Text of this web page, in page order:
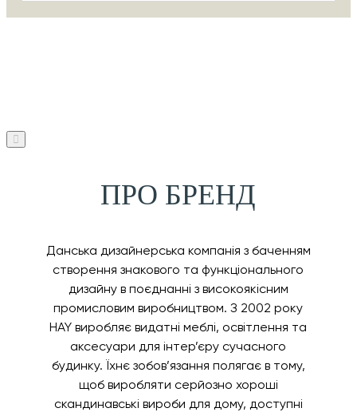
ПРО БРЕНД
Данська дизайнерська компанія з баченням
створення знакового та функціонального
дизайну в поєднанні з високоякісним
промисловим виробництвом. З 2002 року
HAY виробляє видатні меблі, освітлення та
аксесуари для інтер’єру сучасного
будинку. Їхнє зобов’язання полягає в тому,
щоб виробляти серйозно хороші
скандинавські вироби для дому, доступні